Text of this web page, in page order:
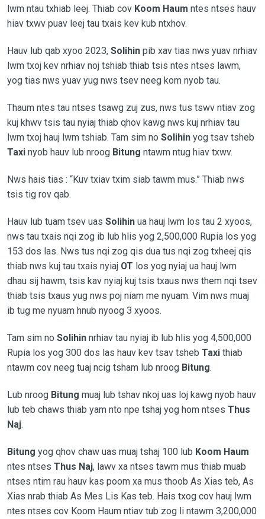
lwm ntau txhiab leej. Thiab cov Koom Haum ntes ntses hauv
hiav txwv puav leej tau txais kev kub ntxhov.
Hauv lub qab xyoo 2023, Solihinpib xav tias nws yuav nrhiav
lwm txoj kev nrhiav noj tshiab thiab tsis ntes ntses lawm,
yog tias nws yuav yug nws tsev neeg kom nyob tau.
Thaum ntes tau ntses tsawg zuj zus, nws tus tswv ntiav zog
kuj khwv tsis tau nyiaj thiab qhov kawg nws kuj nrhiav tau
lwm txoj hauj lwm tshiab. Tam sim no Solihinyog tsav tsheb
Taxi nyob hauv lub nroog Bitung ntawm ntug hiav txwv.
Nws hais tias : “Kuv txiav txim siab tawm mus.” Thiab nws
tsis tig rov qab.
Hauv lub tuam tsev uas Solihinua hauj lwm los tau 2 xyoos,
nws tau txais nqi zog ib lub hlis yog 2,500,000 Rupia los yog
153 dos las. Nws tus nqi zog qis dua tus nqi zog txheej qis
thiab nws kuj tau txais nyiaj OT los yog nyiaj ua hauj lwm
dhau sij hawm, tsis kav nyiaj kuj tsis txaus nws them nqi tsev
thiab tsis txaus yug nws poj niam me nyuam. Vim nws muaj
ib tug me nyuam hnub nyoog 3 xyoos.
Tam sim no Solihin nrhiav tau nyiaj ib lub hlis yog 4,500,000
Rupia los yog 300 dos las hauv kev tsav tsheb Taxithiab
ntawm cov neeg tuaj ncig tsham lub nroog Bitung.
Lub nroog Bitung muaj lub tshav nkoj uas loj kawg nyob hauv
lub teb chaws thiab yam nto npe tshaj yog hom ntses Thus
Naj.
Bitung yog qhov chaw uas muaj tshaj 100 lub Koom Haum
ntes ntses Thus Naj, lawv xa ntses tawm mus thiab muab
ntses ntim rau hauv kas poom xa mus thoob As Xias teb, As
Xias nrab thiab As Mes Lis Kas teb. Hais txog cov hauj lwm
ntes ntses cov Koom Haum ntiav tub zog li ntawm 3,200,000